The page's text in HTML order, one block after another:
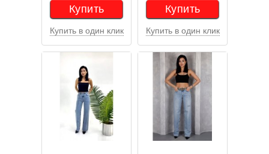
Купить
Купить
Купить в один клик
Купить
Купить
Купить в один клик